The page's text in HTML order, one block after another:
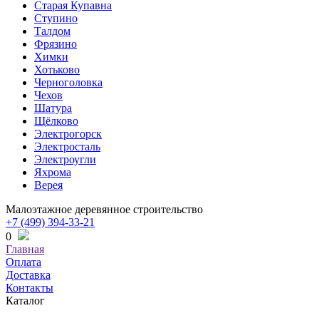
Старая Купавна
Ступино
Талдом
Фрязино
Химки
Хотьково
Черноголовка
Чехов
Шатура
Щёлково
Электрогорск
Электросталь
Электроугли
Яхрома
Верея
Малоэтажное деревянное строительство
+7 (499) 394-33-21
0
Главная
Оплата
Доставка
Контакты
Каталог